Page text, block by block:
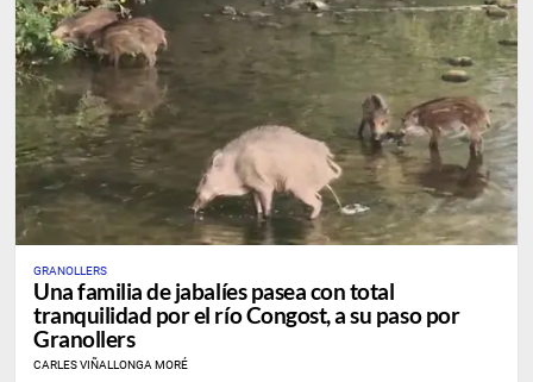
GRANOLLERS
Una familia de jabalíes pasea con total
tranquilidad por el río Congost, a su paso por
Granollers
CARLES VIÑALLONGA MORÉ